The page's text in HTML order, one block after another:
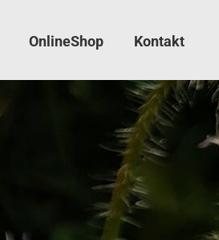
OnlineShop Kontakt